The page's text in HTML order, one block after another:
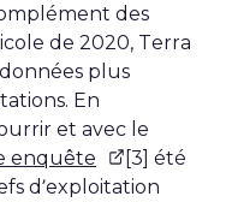
des
de 2020, Terra
plus
En
et avec le
enquête
[3] été
d’exploitation